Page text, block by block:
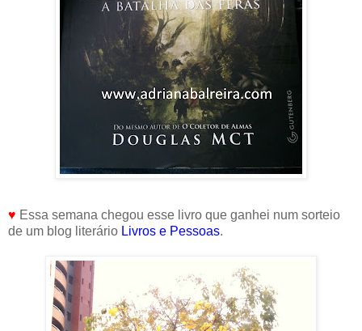
♥ Essa semana chegou esse livro que ganhei num sorteio
de um blog literário Livros e Pessoas.